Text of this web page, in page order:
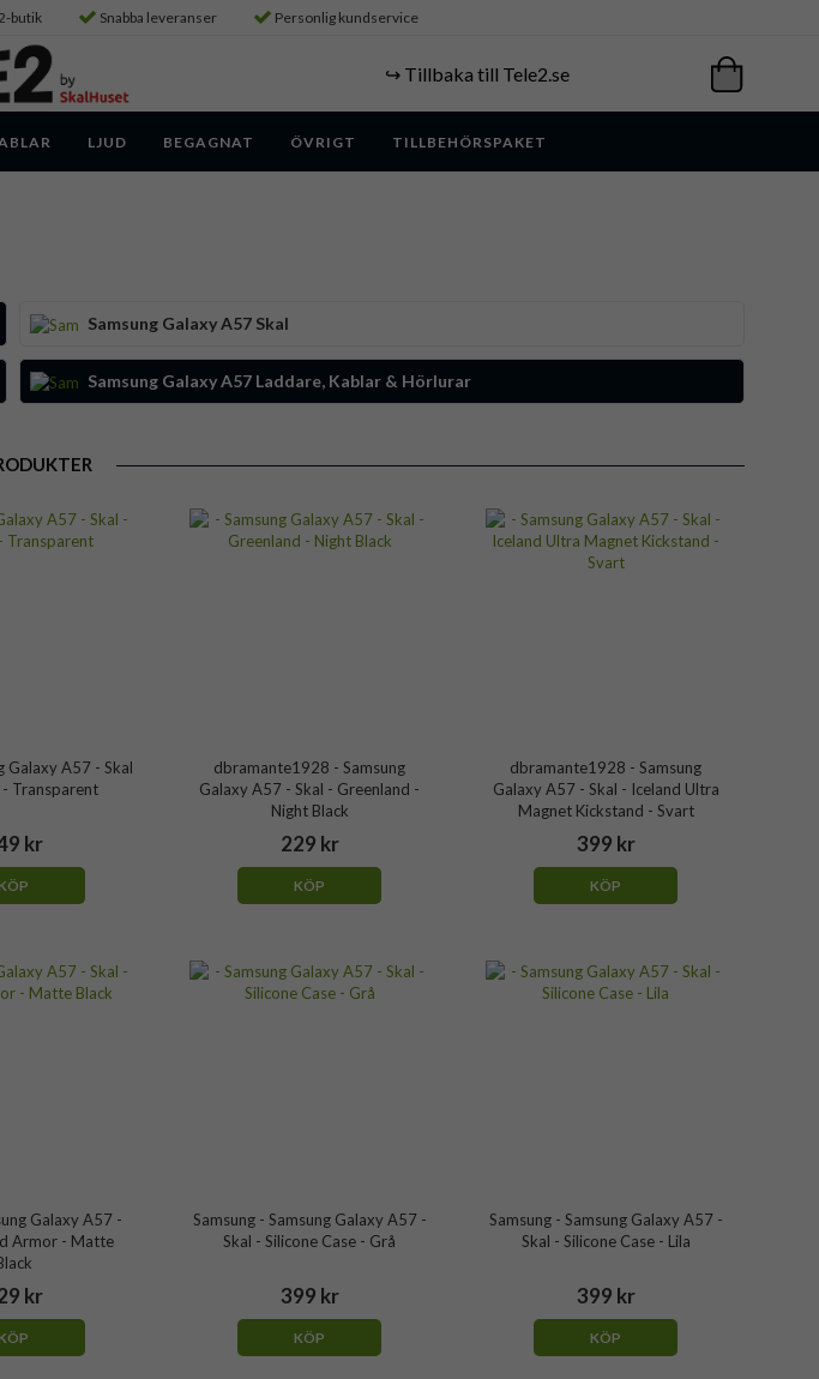
butik Snabba leveranser Personlig kundservice
↪️ Tillbaka till Tele2.se
LJUD BEGAGNAT ÖVRIGT TILLBEHÖRSPAKET
Samsung Galaxy A57 Skal
Samsung Galaxy A57 Laddare, Kablar & Hörlurar
Galaxy A57 - Skal
- Transparent
kr
dbramante1928 - Samsung
Galaxy A57 - Skal - Greenland -
Night Black
229 kr
KÖP
dbramante1928 - Samsung
Galaxy A57 - Skal - Iceland Ultra
Magnet Kickstand - Svart
399 kr
KÖP
Galaxy A57 -
Armor - Matte
kr
Samsung - Samsung Galaxy A57 -
Skal - Silicone Case - Grå
399 kr
KÖP
Samsung - Samsung Galaxy A57 -
Skal - Silicone Case - Lila
399 kr
KÖP